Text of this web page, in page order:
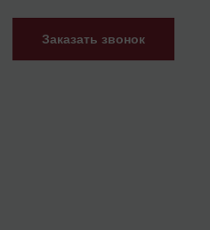
Заказать звонок